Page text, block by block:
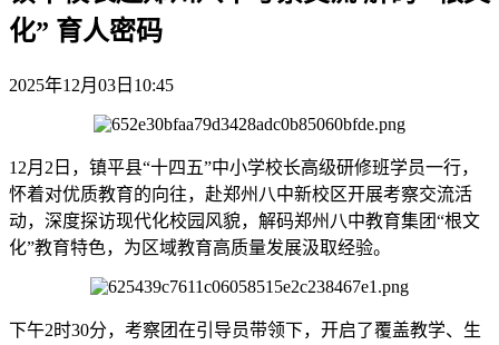
化” 育人密码
2025年12月03日10:45
12月2日，镇平县“十四五”中小学校长高级研修班学员一行，
怀着对优质教育的向往，赴郑州八中新校区开展考察交流活
动，深度探访现代化校园风貌，解码郑州八中教育集团“根文
化”教育特色，为区域教育高质量发展汲取经验。
下午2时30分，考察团在引导员带领下，开启了覆盖教学、生